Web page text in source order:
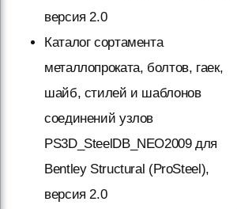
версия 2.0
Каталог сортамента
металлопроката, болтов, гаек,
шайб, стилей и шаблонов
соединений узлов
PS3D_SteelDB_NEO2009 для
Bentley Structural (ProSteel),
версия 2.0